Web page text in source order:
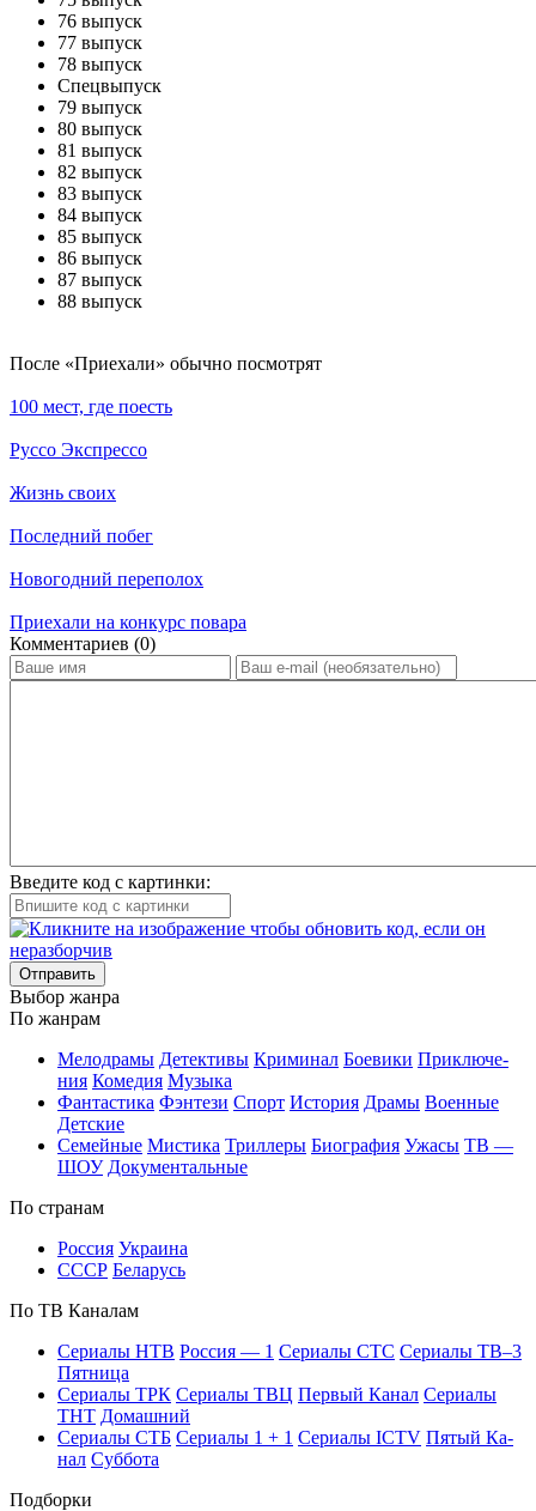
76 выпуск
77 выпуск
78 выпуск
Спецвыпуск
79 выпуск
80 выпуск
81 выпуск
82 выпуск
83 выпуск
84 выпуск
85 выпуск
86 выпуск
87 выпуск
88 выпуск
По­сле «Приехали» обыч­но по­смот­рят
100 мест, где поесть
Руссо Экспрессо
Жизнь своих
Последний побег
Новогодний переполох
Приехали на конкурс повара
Ком­мен­та­ри­ев (0)
Введите код с картинки:
Отправить
Вы­бор жан­ра
По жан­рам
Ме­ло­дра­мы Де­тек­ти­вы Кри­ми­нал Бое­ви­ки При­клю­че­
ния Ко­ме­дия Му­зы­ка
Фан­та­сти­ка Фэн­те­зи Спорт Ис­то­рия Дра­мы Во­ен­ные
Дет­ские
Се­мей­ные Мис­ти­ка Трил­ле­ры Био­гра­фия Ужа­сы ТВ —
ШОУ До­ку­мен­таль­ные
По стра­нам
Рос­сия Ук­раи­на
СССР Бе­ла­русь
По ТВ Ка­на­лам
Се­риа­лы НТВ Рос­сия — 1 Се­риа­лы СТС Се­риа­лы ТВ–3
Пят­ни­ца
Се­риа­лы ТРК Се­риа­лы ТВЦ Пер­вый Ка­нал Се­риа­лы
ТНТ До­маш­ний
Се­риа­лы СТБ Се­риа­лы 1 + 1 Се­риа­лы ICTV Пя­тый Ка­
нал Суб­бо­та
Подборки